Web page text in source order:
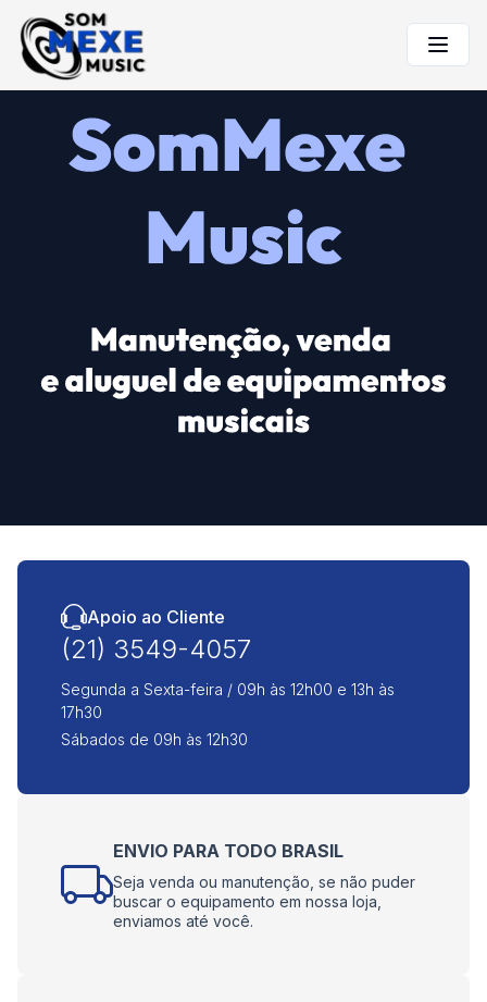
Apoio ao Cliente
(21) 3549-4057
Segunda a Sexta-feira / 09h às 12h00 e 13h às
17h30
Sábados de 09h às 12h30
ENVIO PARA TODO BRASIL
Seja venda ou manutenção, se não puder
buscar o equipamento em nossa loja,
enviamos até você.